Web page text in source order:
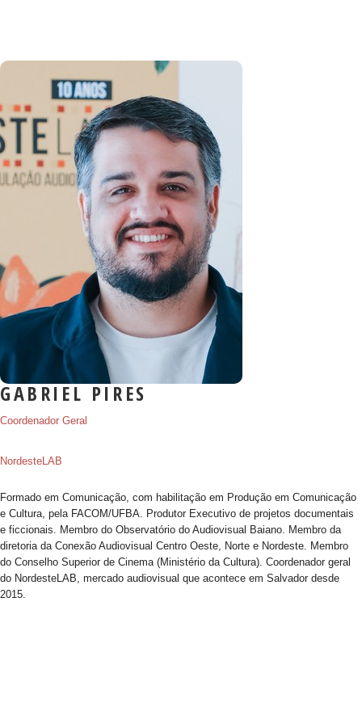
GABRIEL PIRES
Coordenador Geral
NordesteLAB
Formado em Comunicação, com habilitação em Produção em Comunicação
e Cultura, pela FACOM/UFBA. Produtor Executivo de projetos documentais
e ficcionais. Membro do Observatório do Audiovisual Baiano. Membro da
diretoria da Conexão Audiovisual Centro Oeste, Norte e Nordeste. Membro
do Conselho Superior de Cinema (Ministério da Cultura). Coordenador geral
do NordesteLAB, mercado audiovisual que acontece em Salvador desde
2015.